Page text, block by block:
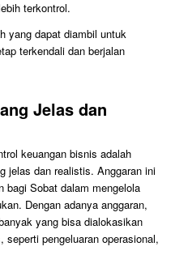
terkontrol.
yang dapat diambil untuk
terkendali dan berjalan
Jelas dan
keuangan bisnis adalah
jelas dan realistis. Anggaran ini
bagi Sobat dalam mengelola
Dengan adanya anggaran,
yang bisa dialokasikan
pengeluaran operasional,